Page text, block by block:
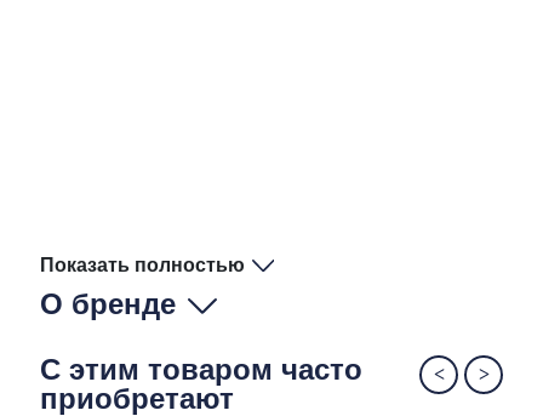
Показать полностью
О бренде
С этим товаром часто
приобретают